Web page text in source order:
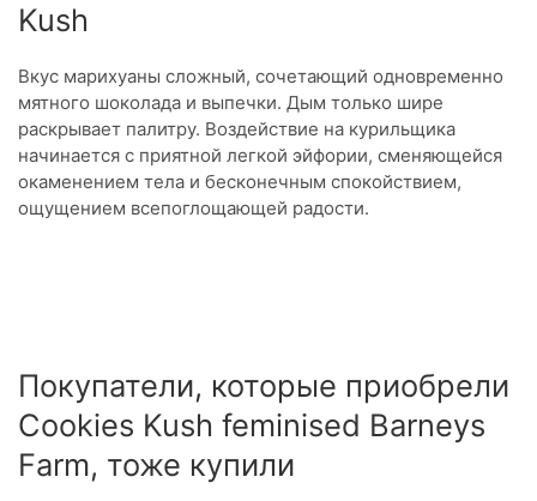
Kush
Вкус марихуаны сложный, сочетающий одновременно
мятного шоколада и выпечки. Дым только шире
раскрывает палитру. Воздействие на курильщика
начинается с приятной легкой эйфории, сменяющейся
окаменением тела и бесконечным спокойствием,
ощущением всепоглощающей радости.
Покупатели, которые приобрели
Cookies Kush feminised Barneys
Farm, тоже купили